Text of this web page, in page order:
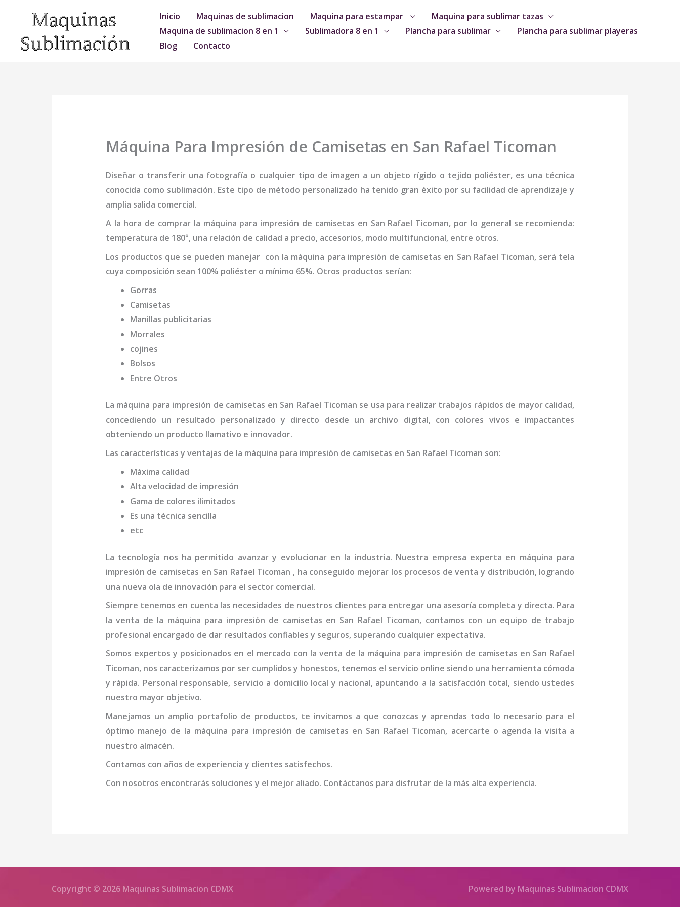
contenido
Inicio Maquinas de sublimacion Maquina para estampar
Maquina para sublimar tazas
Maquina de sublimacion 8 en 1
Sublimadora 8 en 1 Plancha para sublimar
Plancha para sublimar playeras
Blog
Contacto
Máquina Para Impresión de Camisetas en San Rafael Ticoman
Diseñar o transferir una fotografía o cualquier tipo de imagen a un objeto rígido o tejido poliéster, es una técnica
conocida como sublimación. Este tipo de método personalizado ha tenido gran éxito por su facilidad de aprendizaje y
amplia salida comercial.
A la hora de comprar la máquina para impresión de camisetas en San Rafael Ticoman, por lo general se recomienda:
temperatura de 180°, una relación de calidad a precio, accesorios, modo multifuncional, entre otros.
Los productos que se pueden manejar con la máquina para impresión de camisetas en San Rafael Ticoman, será tela
cuya composición sean 100% poliéster o mínimo 65%. Otros productos serían:
Gorras
Camisetas
Manillas publicitarias
Morrales
cojines
Bolsos
Entre Otros
La máquina para impresión de camisetas en San Rafael Ticoman se usa para realizar trabajos rápidos de mayor calidad,
concediendo un resultado personalizado y directo desde un archivo digital, con colores vivos e impactantes
obteniendo un producto llamativo e innovador.
Las características y ventajas de la máquina para impresión de camisetas en San Rafael Ticoman son:
Máxima calidad
Alta velocidad de impresión
Gama de colores ilimitados
Es una técnica sencilla
etc
La tecnología nos ha permitido avanzar y evolucionar en la industria. Nuestra empresa experta en máquina para
impresión de camisetas en San Rafael Ticoman , ha conseguido mejorar los procesos de venta y distribución, logrando
una nueva ola de innovación para el sector comercial.
Siempre tenemos en cuenta las necesidades de nuestros clientes para entregar una asesoría completa y directa. Para
la venta de la máquina para impresión de camisetas en San Rafael Ticoman, contamos con un equipo de trabajo
profesional encargado de dar resultados confiables y seguros, superando cualquier expectativa.
Somos expertos y posicionados en el mercado con la venta de la máquina para impresión de camisetas en San Rafael
Ticoman, nos caracterizamos por ser cumplidos y honestos, tenemos el servicio online siendo una herramienta cómoda
y rápida. Personal responsable, servicio a domicilio local y nacional, apuntando a la satisfacción total, siendo ustedes
nuestro mayor objetivo.
Manejamos un amplio portafolio de productos, te invitamos a que conozcas y aprendas todo lo necesario para el
óptimo manejo de la máquina para impresión de camisetas en San Rafael Ticoman, acercarte o agenda la visita a
nuestro almacén.
Contamos con años de experiencia y clientes satisfechos.
Con nosotros encontrarás soluciones y el mejor aliado. Contáctanos para disfrutar de la más alta experiencia.
Copyright © 2026 Maquinas Sublimacion CDMX Powered by Maquinas Sublimacion CDMX